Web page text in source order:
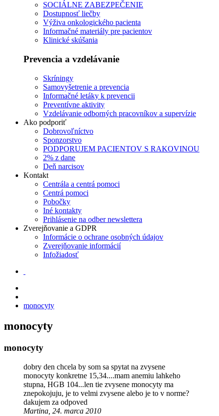
SOCIÁLNE ZABEZPEČENIE
Dostupnosť liečby
Výživa onkologického pacienta
Informačné materiály pre pacientov
Klinické skúšania
Prevencia a vzdelávanie
Skríningy
Samovyšetrenie a prevencia
Informačné letáky k prevencii
Preventívne aktivity
Vzdelávanie odborných pracovníkov a supervízie
Ako podporiť
Dobrovoľníctvo
Sponzorstvo
PODPORUJEM PACIENTOV S RAKOVINOU
2% z dane
Deň narcisov
Kontakt
Centrála a centrá pomoci
Centrá pomoci
Pobočky
Iné kontakty
Prihlásenie na odber newslettera
Zverejňovanie a GDPR
Informácie o ochrane osobných údajov
Zverejňovanie informácií
Infožiadosť
monocyty
monocyty
monocyty
dobry den chcela by som sa spytat na zvysene
monocyty konkretne 15,34....mam anemiu lahkeho
stupna, HGB 104...len tie zvysene monocyty ma
znepokojuju, je to velmi zvysene alebo je to v norme?
dakujem za odpoved
Martina, 24. marca 2010